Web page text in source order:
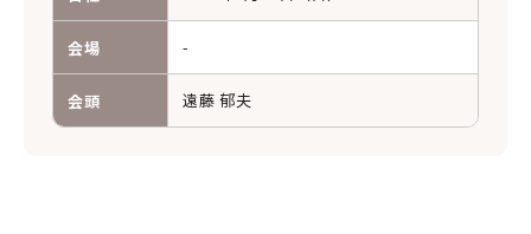
会場 -
会頭 遠藤 郁夫